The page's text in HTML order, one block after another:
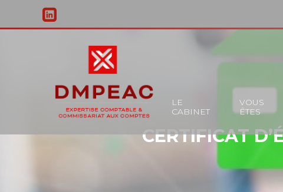
au
Principal
LE
CABINET
VOUS
ÊTES
CERTIFICAT